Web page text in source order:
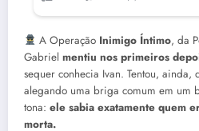
A Operação Inimigo Íntimo, da
Gabriel mentiu nos primeiros
sequer conhecia Ivan. Tentou, ainda,
alegando uma briga comum em um
tona: ele sabia exatamente quem
morta.